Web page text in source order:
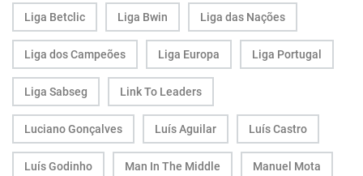
Liga Betclic Liga Bwin Liga das Nações
Liga dos Campeões Liga Europa Liga Portugal
Liga Sabseg Link To Leaders
Luciano Gonçalves Luís Aguilar Luís Castro
Luís Godinho Man In The Middle Manuel Mota